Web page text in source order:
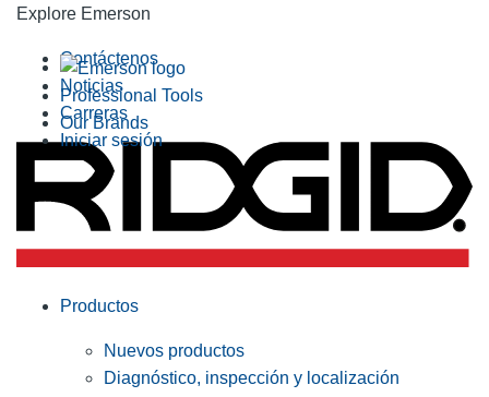
Explore Emerson
Professional Tools
Our Brands
Contáctenos
Noticias
Carreras
Iniciar sesión
Productos
Nuevos productos
Diagnóstico, inspección y localización